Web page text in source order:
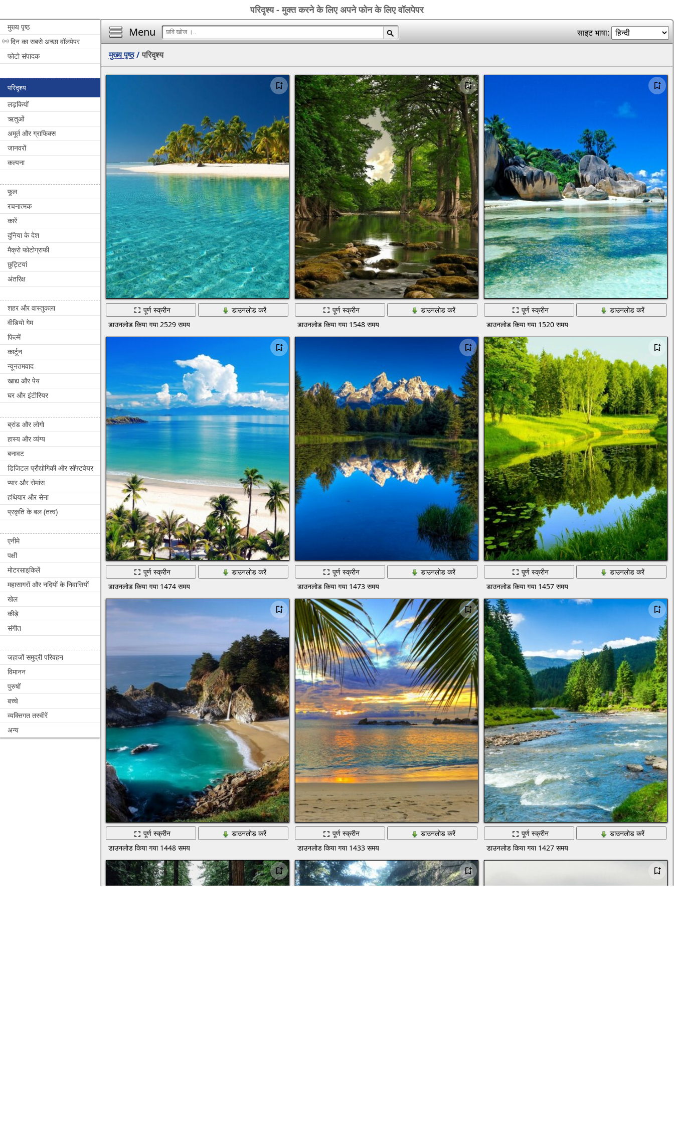
परिदृश्य - मुक्त करने के लिए अपने फोन के लिए वॉलपेपर
मुख्य पृष्ठ
दिन का सबसे अच्छा वॉलपेपर
फोटो संपादक
परिदृश्य
लड़कियों
ऋतुओं
अमूर्त और ग्राफिक्स
जानवरों
कल्पना
फूल
रचनात्मक
कारें
दुनिया के देश
मैक्रो फोटोग्राफी
छुट्टियां
अंतरिक्ष
शहर और वास्तुकला
वीडियो गेम
फिल्में
कार्टून
न्यूनतमवाद
खाद्य और पेय
घर और इंटीरियर
ब्रांड और लोगो
हास्य और व्यंग्य
बनावट
डिजिटल प्रौद्योगिकी और सॉफ्टवेयर
प्यार और रोमांस
हथियार और सेना
प्रकृति के बल (तत्व)
एनीमे
पक्षी
मोटरसाइकिलें
महासागरों और नदियों के निवासियों
खेल
कीड़े
संगीत
जहाजों समुद्री परिवहन
विमानन
पुरुषों
बच्चे
व्यक्तिगत तस्वीरें
अन्य
Menu
साइट भाषा:
मुख्य पृष्ठ/परिदृश्य
पूर्ण स्क्रीन
डाउनलोड करें
डाउनलोड किया गया 2529 समय
पूर्ण स्क्रीन
डाउनलोड करें
डाउनलोड किया गया 1548 समय
पूर्ण स्क्रीन
डाउनलोड करें
डाउनलोड किया गया 1520 समय
पूर्ण स्क्रीन
डाउनलोड करें
डाउनलोड किया गया 1474 समय
पूर्ण स्क्रीन
डाउनलोड करें
डाउनलोड किया गया 1473 समय
पूर्ण स्क्रीन
डाउनलोड करें
डाउनलोड किया गया 1457 समय
पूर्ण स्क्रीन
डाउनलोड करें
डाउनलोड किया गया 1448 समय
पूर्ण स्क्रीन
डाउनलोड करें
डाउनलोड किया गया 1433 समय
पूर्ण स्क्रीन
डाउनलोड करें
डाउनलोड किया गया 1427 समय